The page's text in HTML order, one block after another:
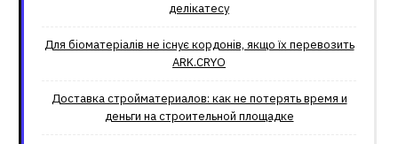
делікатесу
Для біоматеріалів не існує кордонів, якщо їх перевозить
ARK.CRYO
Доставка стройматериалов: как не потерять время и
деньги на строительной площадке